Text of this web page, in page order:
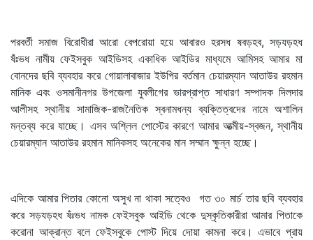
পরবর্তী সমাজ বিরোধীরা আরো বেপরোয়া হয়ে আবারও হরসধ ষবড়হব, সড়যড়হধ
ষঁঃভধ নামীয় ফেইসবুক আইডিসহ একাধিক আইডির মাধ্যমে আমিসহ আমার মা
বোনদের ছবি ব্যবহার করে গোয়ালাবাজার ইউপির বর্তমান চেয়ারম্যান আতাউর রহমান
মানিক এবং ওসমানীনগর উপজেলা যুবলীগের ভারপ্রাপ্ত সাধারণ সম্পাদক দিলদার
আলীসহ স্থানীয় সামাজিক-রাজনৈতিক স্বনামধন্য ব্যক্তিত্বদের নামে অশালিন
মন্তব্য করে যাচ্ছে। এসব অশ্লিল পোস্টের কারণে আমার আত্মীয়-স্বজন, স্থানীয়
চেয়ারম্যান আতাউর রহমান মানিকসহ অনেকের মান সম্মান ক্ষুন্ন হচ্ছে।
এদিকে আমার পিতার কোনো অসুখ না থাকা সত্বেও গত ৩০ মার্চ তার ছবি ব্যবহার
করে সড়যড়হধ ষঁঃভধ নামক ফেইসবুক আইডি থেকে দুস্কৃতিকারীরা আমার পিতাকে
করোনা আক্রান্ত বলে ফেইসবুকে পোস্ট দিয়ে দোয়া কামনা করে। এভাবে প্রায়